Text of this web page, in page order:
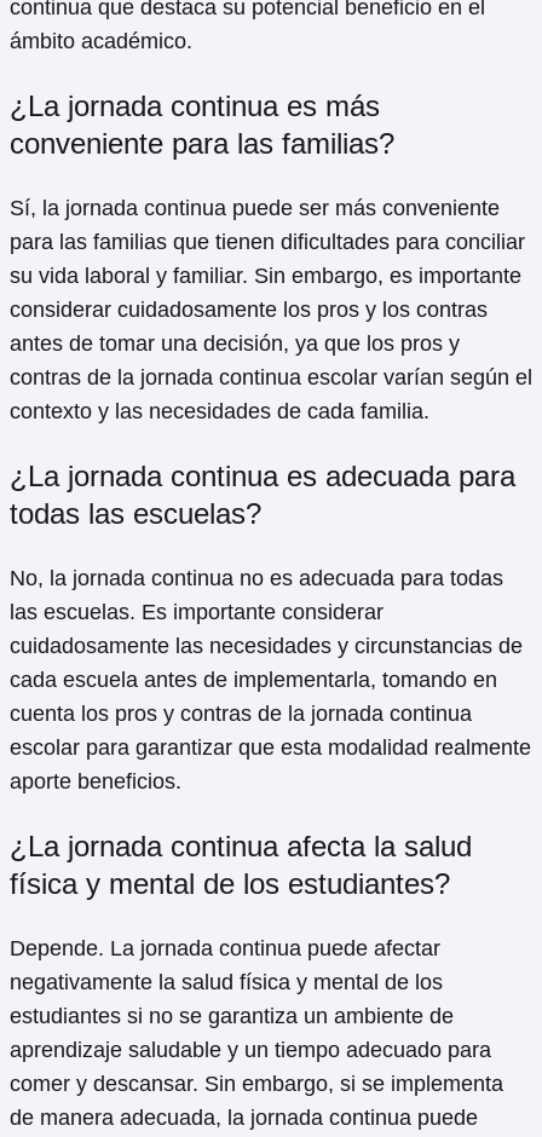
continua que destaca su potencial beneficio en el
ámbito académico.
¿La jornada continua es más
conveniente para las familias?
Sí, la jornada continua puede ser más conveniente
para las familias que tienen dificultades para conciliar
su vida laboral y familiar. Sin embargo, es importante
considerar cuidadosamente los pros y los contras
antes de tomar una decisión, ya que los pros y
contras de la jornada continua escolar varían según el
contexto y las necesidades de cada familia.
¿La jornada continua es adecuada para
todas las escuelas?
No, la jornada continua no es adecuada para todas
las escuelas. Es importante considerar
cuidadosamente las necesidades y circunstancias de
cada escuela antes de implementarla, tomando en
cuenta los pros y contras de la jornada continua
escolar para garantizar que esta modalidad realmente
aporte beneficios.
¿La jornada continua afecta la salud
física y mental de los estudiantes?
Depende. La jornada continua puede afectar
negativamente la salud física y mental de los
estudiantes si no se garantiza un ambiente de
aprendizaje saludable y un tiempo adecuado para
comer y descansar. Sin embargo, si se implementa
de manera adecuada, la jornada continua puede